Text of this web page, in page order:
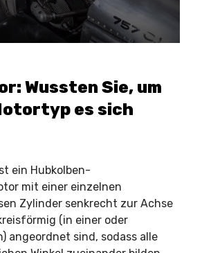
Wussten Sie, um
es sich
ein Hubkolben-
mit einer einzelnen
Zylinder senkrecht zur Achse
(in einer oder
angeordnet sind, sodass alle